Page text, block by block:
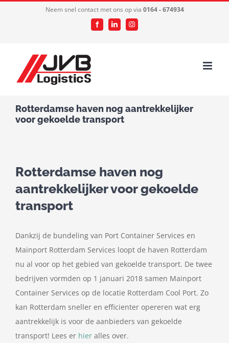
Neem snel contact met ons op via 0164 - 674934
FacebookLinkedInInstagram
Rotterdamse haven nog aantrekkelijker
voor gekoelde transport
Rotterdamse haven nog
aantrekkelijker voor gekoelde
transport
Dankzij de bundeling van Port Container Services en
Mainport Rotterdam Services loopt de haven Rotterdam
nu al voor op het gebied van gekoelde transport. De twee
bedrijven vormden op 1 januari 2018 samen Mainport
Container Services op de locatie Rotterdam Cool Port. Zo
kan Rotterdam sneller en efficienter opereren wat erg
aantrekkelijk is voor de aanbieders van gekoelde
transport! Lees er hier alles over.